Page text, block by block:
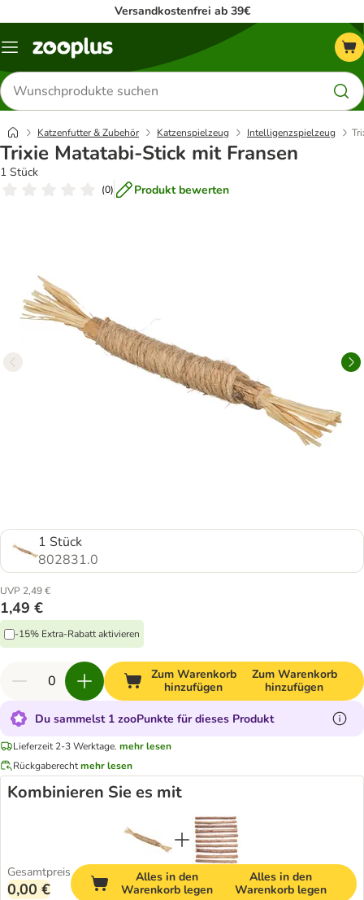
Versandkostenfrei ab 39€
Menü
Produkte
suchen
Katzenfutter & Zubehör Katzenspielzeug Intelligenzspielzeug
Trixie Matatabi-Stick mit Fransen
1 Stück
(0) Produkt bewerten
1 Stück
802831.0
UVP 2,49 €
1,49 €
-15% Extra-Rabatt aktivieren
Zum Warenkorb
hinzufügen
Zum Warenkorb
hinzufügen
Du sammelst 1 zooPunkte für dieses Produkt
Lieferzeit 2-3 Werktage. mehr lesen
Rückgaberechtmehr lesen
Kombinieren Sie es mit
Gesamtpreis
0,00 €
Alles in den
Warenkorb legen
Alles in den
Warenkorb legen